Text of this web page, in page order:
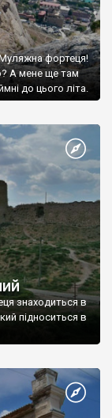
фортеця!
А мене ще там
до цього літа.
знаходиться в
підноситься в